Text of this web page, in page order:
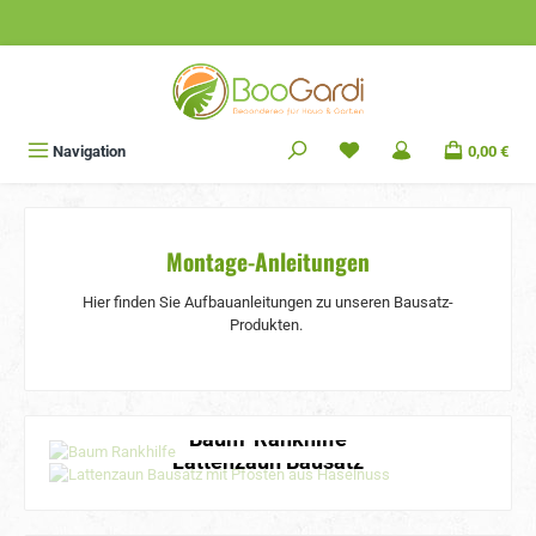
Navigation 0,00 €
Montage-Anleitungen
Hier finden Sie Aufbauanleitungen zu unseren Bausatz-
Produkten.
Baum-Rankhilfe
Hochbeet
Beetrahmen
Lattenzaun Bausatz